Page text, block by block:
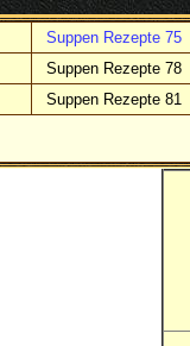
Suppen Rezepte 75
Suppen Rezepte 78
Suppen Rezepte 81